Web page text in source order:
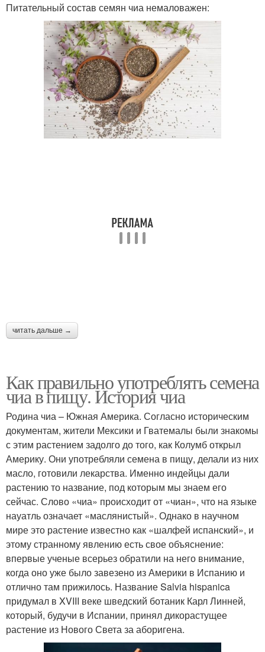
Питательный состав семян чиа немаловажен:
читать дальше →
Как правильно употреблять семена
чиа в пищу. История чиа
Родина чиа – Южная Америка. Согласно историческим
документам, жители Мексики и Гватемалы были знакомы
с этим растением задолго до того, как Колумб открыл
Америку. Они употребляли семена в пищу, делали из них
масло, готовили лекарства. Именно индейцы дали
растению то название, под которым мы знаем его
сейчас. Слово «чиа» происходит от «чиан», что на языке
науатль означает «маслянистый». Однако в научном
мире это растение известно как «шалфей испанский», и
этому странному явлению есть свое объяснение:
впервые ученые всерьез обратили на него внимание,
когда оно уже было завезено из Америки в Испанию и
отлично там прижилось. Название Salvia hispanica
придумал в XVIII веке шведский ботаник Карл Линней,
который, будучи в Испании, принял дикорастущее
растение из Нового Света за аборигена.